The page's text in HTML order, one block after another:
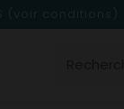
(voir conditions)